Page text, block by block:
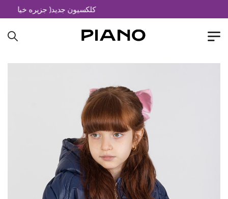
کلکسیون جدید( جزیره خیال)